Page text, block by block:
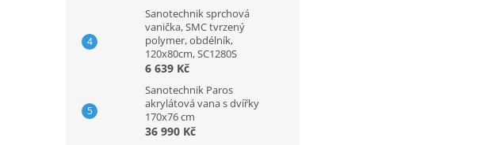
Sanotechnik sprchová
vanička, SMC tvrzený
polymer, obdélník,
120x80cm, SC1280S
6 639 Kč
Sanotechnik Paros
akrylátová vana s dvířky
170x76 cm
36 990 Kč